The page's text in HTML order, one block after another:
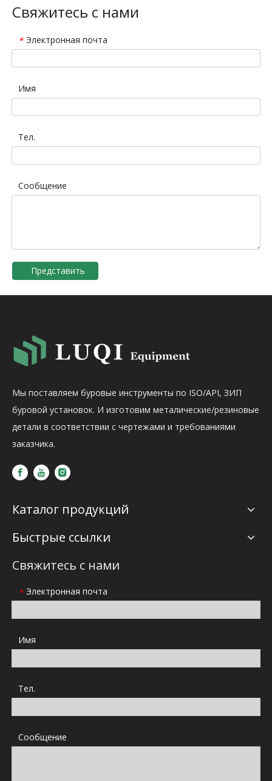
Свяжитесь с нами
* Электронная почта
Имя
Тел.
Сообщение
Представить
Мы поставляем буровые инструменты по ISO/API, ЗИП
буровой установок. И изготовим металические/резиновые
детали в соответствии с чертежами и требованиями
заказчика.
Каталог продукций
Быстрые ссылки
Свяжитесь с нами
* Электронная почта
Имя
Тел.
Сообщение